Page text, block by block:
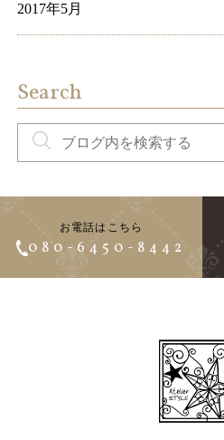
2017年5月
Search
お電話はこちら
080-6450-8442